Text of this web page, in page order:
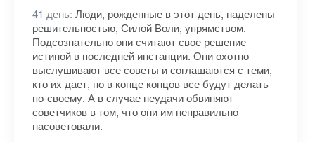
41 день: Люди, рожденные в этот день, наделены
решительностью, Силой Воли, упрямством.
Подсознательно они считают свое решение
истиной в последней инстанции. Они охотно
выслушивают все советы и соглашаются с теми,
кто их дает, но в конце концов все будут делать
по-своему. А в случае неудачи обвиняют
советчиков в том, что они им неправильно
насоветовали.